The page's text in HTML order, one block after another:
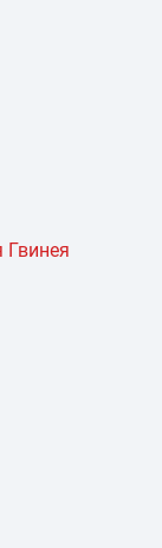
Гвинея